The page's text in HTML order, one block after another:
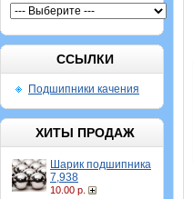
ССЫЛКИ
Подшипники качения
ХИТЫ ПРОДАЖ
Шарик подшипника
7,938
10.00 р.